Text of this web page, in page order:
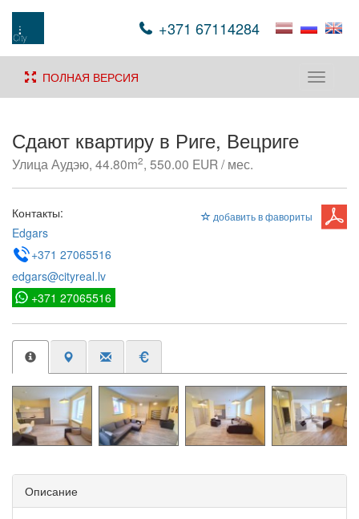
+371 67114284
Toggle
ПОЛНАЯ ВЕРСИЯ
Сдают квартиру в Риге, Вецриге
Улица Аудэю, 44.80m2, 550.00 EUR / мес.
добавить в фавориты
Контакты:
Edgars
+371 27065516
edgars@cityreal.lv
+371 27065516
Описание